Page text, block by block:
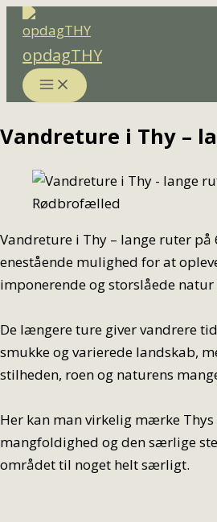
Gå
indholdet
opdagTHY
Vandreture i Thy –
Rødbrofælled
Vandreture i Thy – lange ruter
enestående mulighed for at
imponerende og storslåede
De længere ture giver vandrere
smukke og varierede landskab,
stilheden, roen og naturens
Her kan man virkelig mærke
mangfoldighed og den særlige
området til noget helt særligt.